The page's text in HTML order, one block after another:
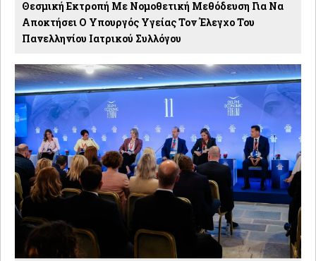
Θεσμική Εκτροπή Με Νομοθετική Μεθόδευση Για Να
Αποκτήσει Ο Υπουργός Υγείας Τον Έλεγχο Του
Πανελληνίου Ιατρικού Συλλόγου